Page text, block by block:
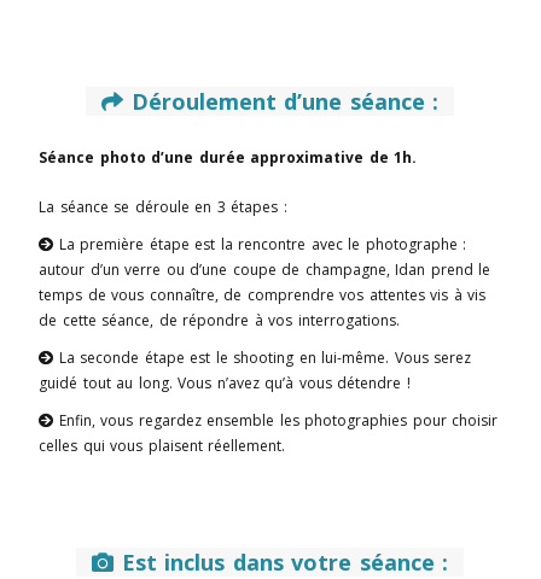
 Déroulement d’une séance :
Séance photo d’une durée approximative de 1h.
La séance se déroule en 3 étapes :
 La première étape est la rencontre avec le photographe :
autour d’un verre ou d’une coupe de champagne, Idan prend le
temps de vous connaître, de comprendre vos attentes vis à vis
de cette séance, de répondre à vos interrogations.
 La seconde étape est le shooting en lui-même. Vous serez
guidé tout au long. Vous n’avez qu’à vous détendre !
 Enfin, vous regardez ensemble les photographies pour choisir
celles qui vous plaisent réellement.
 Est inclus dans votre séance :